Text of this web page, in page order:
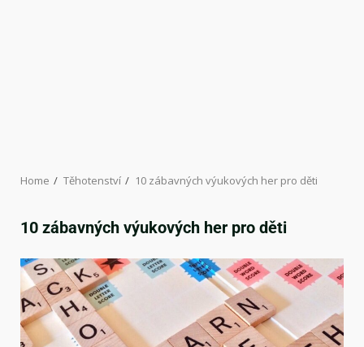
Home Těhotenství 10 zábavných výukových her pro děti
10 zábavných výukových her pro děti